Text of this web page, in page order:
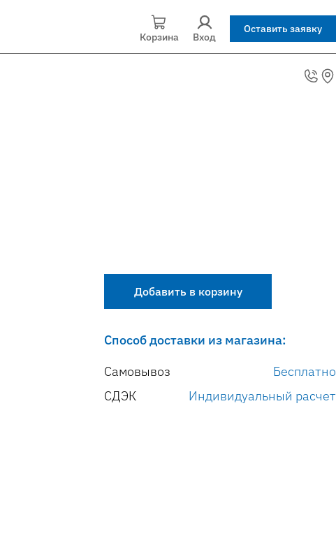
Корзина Вход
Оставить заявку
Добавить в корзину
Способ доставки из магазина:
Самовывоз
Бесплатно
СДЭК
Индивидуальный расчет